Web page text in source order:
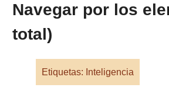
Navegar por los
total)
Etiquetas: Inteligencia